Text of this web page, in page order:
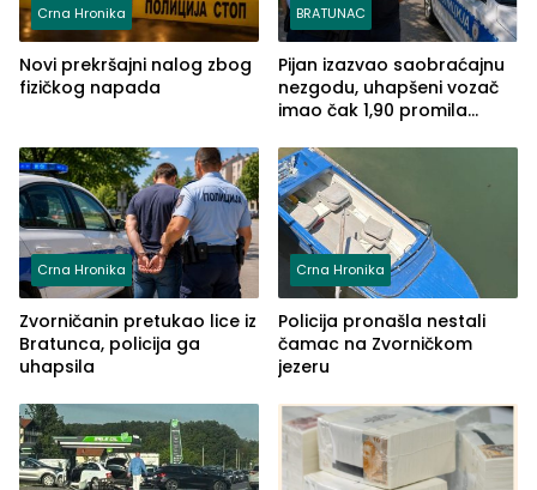
Crna Hronika
Novi prekršajni nalog zbog
fizičkog napada
BRATUNAC
Pijan izazvao saobraćajnu
nezgodu, uhapšeni vozač
imao čak 1,90 promila
Crna Hronika
Zvorničanin pretukao lice iz
Bratunca, policija ga
uhapsila
Crna Hronika
Policija pronašla nestali
čamac na Zvorničkom
jezeru